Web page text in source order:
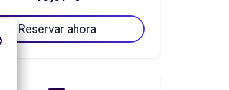
Reservar ahora